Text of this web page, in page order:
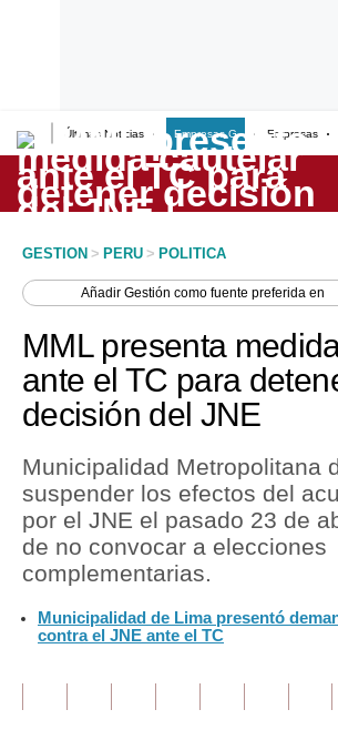
Últimas Noticias Empresas G Empresas
Lo último
Peru Quiosco
Economía
Mercados
Política
Tu Dinero
Finanzas Personales
Inmobiliarias
Opinión
GESTION > PERU > POLITICA
AñadirGestión como fuente preferida en
MML presenta
ante el TC para
decisión del JNE
Municipalidad Metropolitana
suspender los efectos del
por el JNE el pasado 23 de
de no convocar a elecciones
complementarias.
Municipalidad de Lima presentó
contra el JNE ante el TC